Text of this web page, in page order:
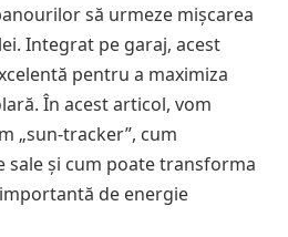
să urmeze mișcarea
Integrat pe garaj, acest
pentru a maximiza
În acest articol, vom
„sun-tracker”, cum
sale și cum poate transforma
de energie